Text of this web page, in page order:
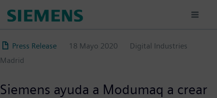
principal
Press Release 18 Mayo 2020
Digital Industries
Madrid
Siemens ayuda a Modumaq a crear